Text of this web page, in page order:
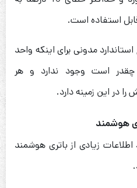
استفاده است.
مدونی برای اینکه واحد
است وجود ندارد و هر
در این زمینه دارد.
هوشمند
زیادی از باتری هوشمند